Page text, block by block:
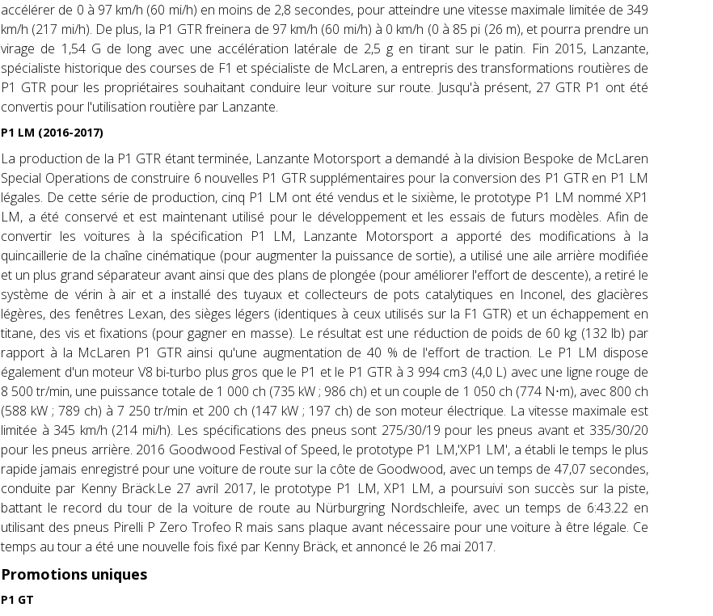
accélérer de 0 à 97 km/h (60 mi/h) en moins de 2,8 secondes, pour atteindre une vitesse maximale limitée de 349
km/h (217 mi/h). De plus, la P1 GTR freinera de 97 km/h (60 mi/h) à 0 km/h (0 à 85 pi (26 m), et pourra prendre un
virage de 1,54 G de long avec une accélération latérale de 2,5 g en tirant sur le patin. Fin 2015, Lanzante,
spécialiste historique des courses de F1 et spécialiste de McLaren, a entrepris des transformations routières de
P1 GTR pour les propriétaires souhaitant conduire leur voiture sur route. Jusqu'à présent, 27 GTR P1 ont été
convertis pour l'utilisation routière par Lanzante.
P1 LM (2016-2017)
La production de la P1 GTR étant terminée, Lanzante Motorsport a demandé à la division Bespoke de McLaren
Special Operations de construire 6 nouvelles P1 GTR supplémentaires pour la conversion des P1 GTR en P1 LM
légales. De cette série de production, cinq P1 LM ont été vendus et le sixième, le prototype P1 LM nommé XP1
LM, a été conservé et est maintenant utilisé pour le développement et les essais de futurs modèles. Afin de
convertir les voitures à la spécification P1 LM, Lanzante Motorsport a apporté des modifications à la
quincaillerie de la chaîne cinématique (pour augmenter la puissance de sortie), a utilisé une aile arrière modifiée
et un plus grand séparateur avant ainsi que des plans de plongée (pour améliorer l'effort de descente), a retiré le
système de vérin à air et a installé des tuyaux et collecteurs de pots catalytiques en Inconel, des glacières
légères, des fenêtres Lexan, des sièges légers (identiques à ceux utilisés sur la F1 GTR) et un échappement en
titane, des vis et fixations (pour gagner en masse). Le résultat est une réduction de poids de 60 kg (132 lb) par
rapport à la McLaren P1 GTR ainsi qu'une augmentation de 40 % de l'effort de traction. Le P1 LM dispose
également d'un moteur V8 bi-turbo plus gros que le P1 et le P1 GTR à 3 994 cm3 (4,0 L) avec une ligne rouge de
8 500 tr/min, une puissance totale de 1 000 ch (735 kW ; 986 ch) et un couple de 1 050 ch (774 N⋅m), avec 800 ch
(588 kW ; 789 ch) à 7 250 tr/min et 200 ch (147 kW ; 197 ch) de son moteur électrique. La vitesse maximale est
limitée à 345 km/h (214 mi/h). Les spécifications des pneus sont 275/30/19 pour les pneus avant et 335/30/20
pour les pneus arrière. 2016 Goodwood Festival of Speed, le prototype P1 LM,'XP1 LM', a établi le temps le plus
rapide jamais enregistré pour une voiture de route sur la côte de Goodwood, avec un temps de 47,07 secondes,
conduite par Kenny Bräck.Le 27 avril 2017, le prototype P1 LM, XP1 LM, a poursuivi son succès sur la piste,
battant le record du tour de la voiture de route au Nürburgring Nordschleife, avec un temps de 6:43.22 en
utilisant des pneus Pirelli P Zero Trofeo R mais sans plaque avant nécessaire pour une voiture à être légale. Ce
temps au tour a été une nouvelle fois fixé par Kenny Bräck, et annoncé le 26 mai 2017.
Promotions uniques
P1 GT